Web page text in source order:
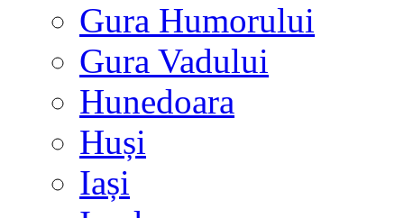
Gura Humorului
Gura Vadului
Hunedoara
Huși
Iași